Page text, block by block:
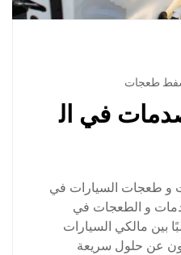
طعجات
في ال
طعجات السيارات في
و الطعجات في
بين مالكي السيارات
عن حلول سريعة